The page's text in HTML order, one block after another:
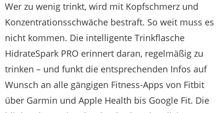
Wer zu wenig trinkt, wird mit Kopfschmerz und
Konzentrationsschwäche bestraft. So weit muss es
nicht kommen. Die intelligente Trinkflasche
HidrateSpark PRO erinnert daran, regelmäßig zu
trinken – und funkt die entsprechenden Infos auf
Wunsch an alle gängigen Fitness-Apps von Fitbit
über Garmin und Apple Health bis Google Fit. Die